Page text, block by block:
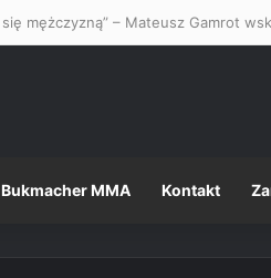
Bukmacher MMA Kontakt